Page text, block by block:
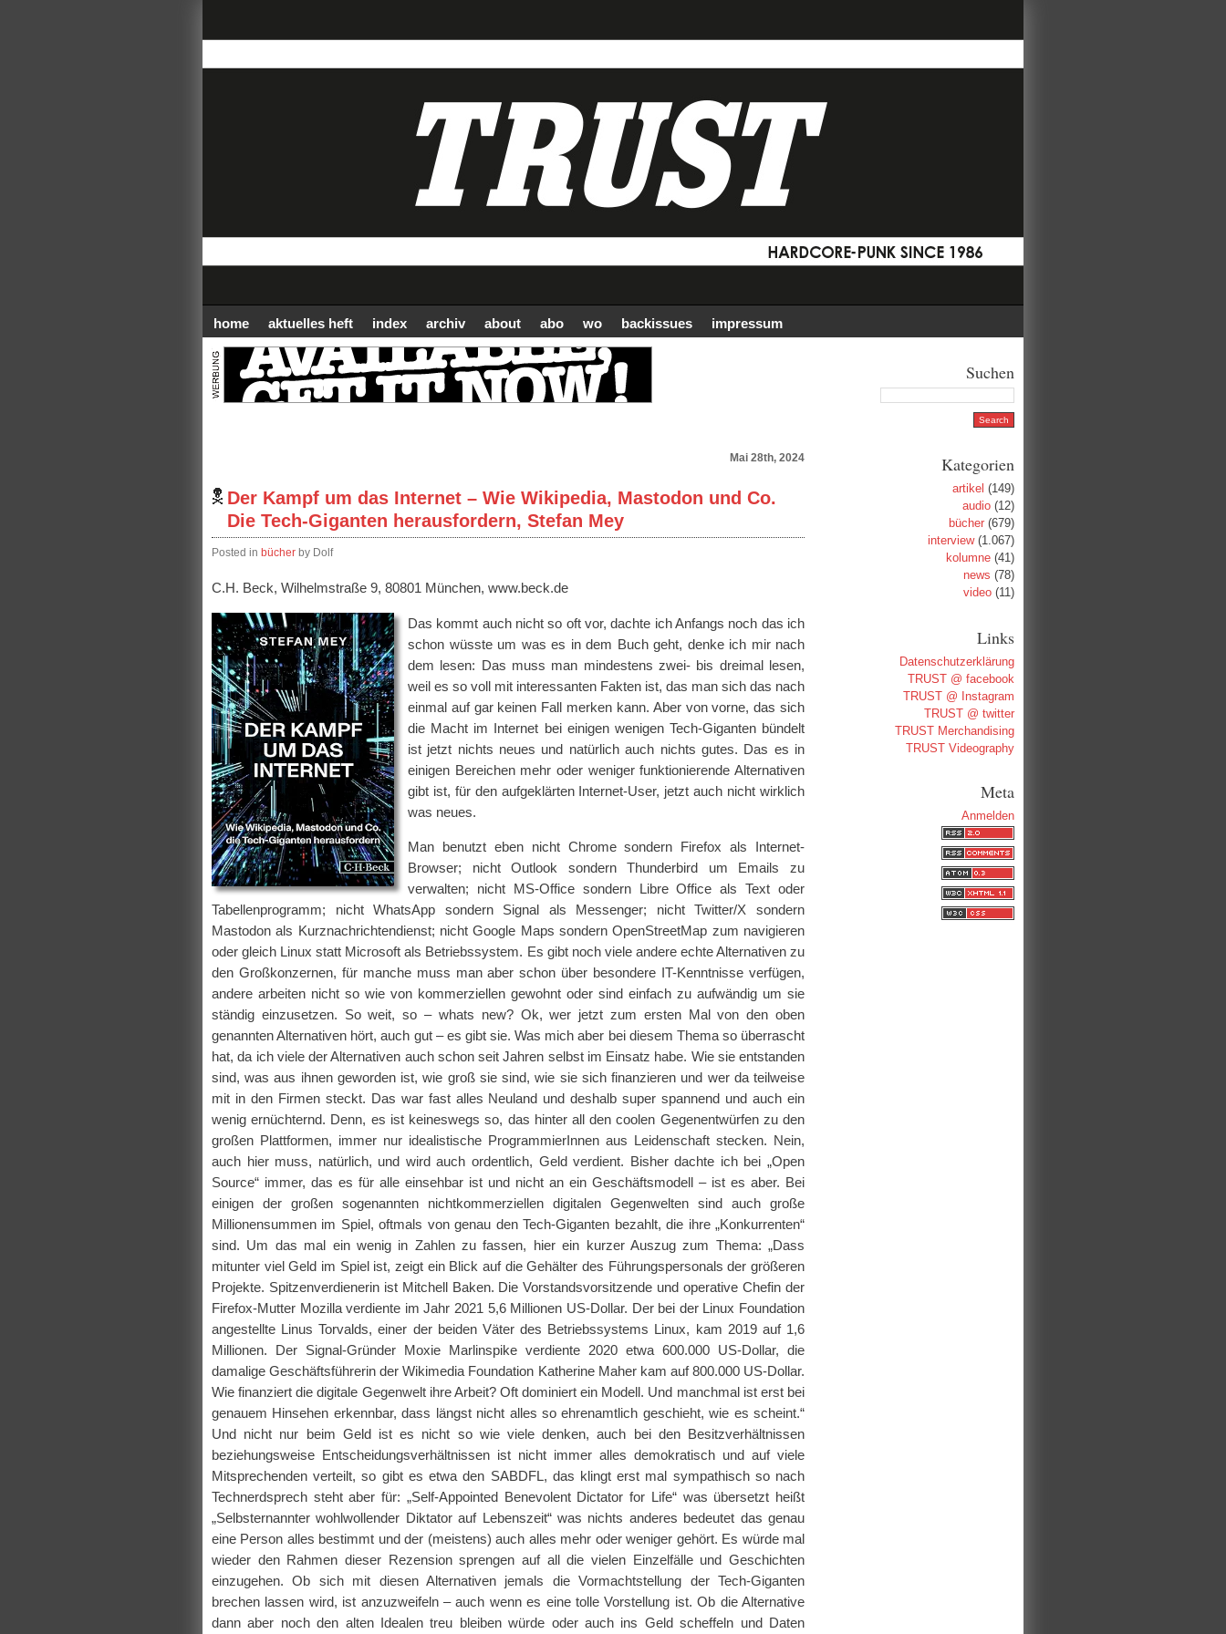
home aktuelles heft index archiv about abo wo backissues impressum
Mai 28th, 2024
Der Kampf um das Internet – Wie Wikipedia, Mastodon und Co.
Die Tech-Giganten herausfordern, Stefan Mey
Posted in bücher by Dolf
C.H. Beck, Wilhelmstraße 9, 80801 München, www.beck.de
Das kommt auch nicht so oft vor, dachte ich Anfangs noch das ich
schon wüsste um was es in dem Buch geht, denke ich mir nach
dem lesen: Das muss man mindestens zwei- bis dreimal lesen,
weil es so voll mit interessanten Fakten ist, das man sich das nach
einmal auf gar keinen Fall merken kann. Aber von vorne, das sich
die Macht im Internet bei einigen wenigen Tech-Giganten bündelt
ist jetzt nichts neues und natürlich auch nichts gutes. Das es in
einigen Bereichen mehr oder weniger funktionierende Alternativen
gibt ist, für den aufgeklärten Internet-User, jetzt auch nicht wirklich
was neues.
Man benutzt eben nicht Chrome sondern Firefox als Internet-
Browser; nicht Outlook sondern Thunderbird um Emails zu
verwalten; nicht MS-Office sondern Libre Office als Text oder
Tabellenprogramm; nicht WhatsApp sondern Signal als Messenger; nicht Twitter/X sondern
Mastodon als Kurznachrichtendienst; nicht Google Maps sondern OpenStreetMap zum navigieren
oder gleich Linux statt Microsoft als Betriebssystem. Es gibt noch viele andere echte Alternativen zu
den Großkonzernen, für manche muss man aber schon über besondere IT-Kenntnisse verfügen,
andere arbeiten nicht so wie von kommerziellen gewohnt oder sind einfach zu aufwändig um sie
ständig einzusetzen. So weit, so – whats new? Ok, wer jetzt zum ersten Mal von den oben
genannten Alternativen hört, auch gut – es gibt sie. Was mich aber bei diesem Thema so überrascht
hat, da ich viele der Alternativen auch schon seit Jahren selbst im Einsatz habe. Wie sie entstanden
sind, was aus ihnen geworden ist, wie groß sie sind, wie sie sich finanzieren und wer da teilweise
mit in den Firmen steckt. Das war fast alles Neuland und deshalb super spannend und auch ein
wenig ernüchternd. Denn, es ist keineswegs so, das hinter all den coolen Gegenentwürfen zu den
großen Plattformen, immer nur idealistische ProgrammierInnen aus Leidenschaft stecken. Nein,
auch hier muss, natürlich, und wird auch ordentlich, Geld verdient. Bisher dachte ich bei „Open
Source“ immer, das es für alle einsehbar ist und nicht an ein Geschäftsmodell – ist es aber. Bei
einigen der großen sogenannten nichtkommerziellen digitalen Gegenwelten sind auch große
Millionensummen im Spiel, oftmals von genau den Tech-Giganten bezahlt, die ihre „Konkurrenten“
sind. Um das mal ein wenig in Zahlen zu fassen, hier ein kurzer Auszug zum Thema: „Dass
mitunter viel Geld im Spiel ist, zeigt ein Blick auf die Gehälter des Führungspersonals der größeren
Projekte. Spitzenverdienerin ist Mitchell Baken. Die Vorstandsvorsitzende und operative Chefin der
Firefox-Mutter Mozilla verdiente im Jahr 2021 5,6 Millionen US-Dollar. Der bei der Linux Foundation
angestellte Linus Torvalds, einer der beiden Väter des Betriebssystems Linux, kam 2019 auf 1,6
Millionen. Der Signal-Gründer Moxie Marlinspike verdiente 2020 etwa 600.000 US-Dollar, die
damalige Geschäftsführerin der Wikimedia Foundation Katherine Maher kam auf 800.000 US-Dollar.
Wie finanziert die digitale Gegenwelt ihre Arbeit? Oft dominiert ein Modell. Und manchmal ist erst bei
genauem Hinsehen erkennbar, dass längst nicht alles so ehrenamtlich geschieht, wie es scheint.“
Und nicht nur beim Geld ist es nicht so wie viele denken, auch bei den Besitzverhältnissen
beziehungsweise Entscheidungsverhältnissen ist nicht immer alles demokratisch und auf viele
Mitsprechenden verteilt, so gibt es etwa den SABDFL, das klingt erst mal sympathisch so nach
Technerdsprech steht aber für: „Self-Appointed Benevolent Dictator for Life“ was übersetzt heißt
„Selbsternannter wohlwollender Diktator auf Lebenszeit“ was nichts anderes bedeutet das genau
eine Person alles bestimmt und der (meistens) auch alles mehr oder weniger gehört. Es würde mal
wieder den Rahmen dieser Rezension sprengen auf all die vielen Einzelfälle und Geschichten
einzugehen. Ob sich mit diesen Alternativen jemals die Vormachtstellung der Tech-Giganten
brechen lassen wird, ist anzuzweifeln – auch wenn es eine tolle Vorstellung ist. Ob die Alternative
dann aber noch den alten Idealen treu bleiben würde oder auch ins Geld scheffeln und Daten
Suchen
Kategorien
artikel (149)
audio (12)
bücher (679)
interview(1.067)
kolumne (41)
news (78)
video (11)
Links
Datenschutzerklärung
TRUST @ facebook
TRUST @ Instagram
TRUST @ twitter
TRUST Merchandising
TRUST Videography
Meta
Anmelden